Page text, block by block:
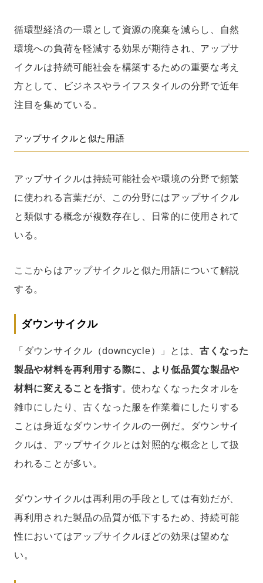
循環型経済の一環として資源の廃棄を減らし、自然
環境への負荷を軽減する効果が期待され、アップサ
イクルは持続可能社会を構築するための重要な考え
方として、ビジネスやライフスタイルの分野で近年
注目を集めている。
アップサイクルと似た用語
アップサイクルは持続可能社会や環境の分野で頻繁
に使われる言葉だが、この分野にはアップサイクル
と類似する概念が複数存在し、日常的に使用されて
いる。
ここからはアップサイクルと似た用語について解説
する。
ダウンサイクル
「ダウンサイクル（downcycle）」とは、古くなった
製品や材料を再利用する際に、より低品質な製品や
材料に変えることを指す。使わなくなったタオルを
雑巾にしたり、古くなった服を作業着にしたりする
ことは身近なダウンサイクルの一例だ。ダウンサイ
クルは、アップサイクルとは対照的な概念として扱
われることが多い。
ダウンサイクルは再利用の手段としては有効だが、
再利用された製品の品質が低下するため、持続可能
性においてはアップサイクルほどの効果は望めな
い。